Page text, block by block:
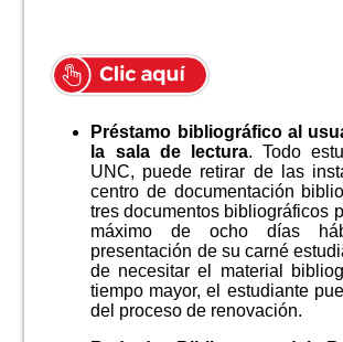
Préstamo bibliográfico al
la sala de lectura. Todo
UNC, puede retirar de las
centro de documentación
tres documentos bibliográficos
máximo de ocho días
presentación de su carné
de necesitar el material
tiempo mayor, el estudiante
del proceso de renovación.